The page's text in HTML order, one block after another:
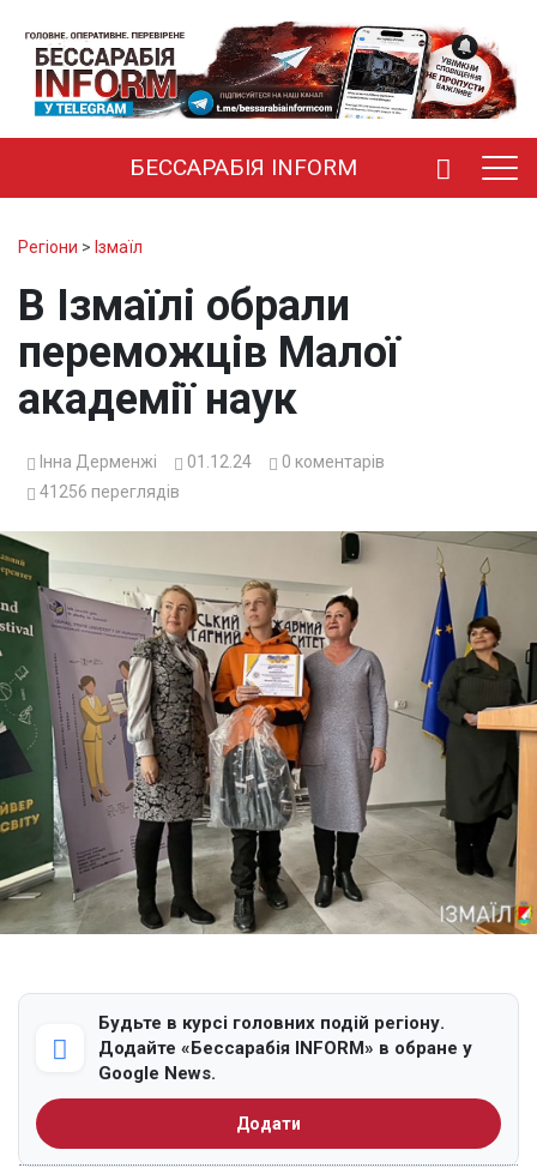
БЕССАРАБІЯ INFORM
Регіони > Ізмаїл
В Ізмаїлі обрали
переможців Малої
академії наук
Інна Дерменжі 01.12.24 0 коментарів
41256 переглядів
Будьте в курсі головних подій регіону.
Додайте «Бессарабія INFORM» в обране у
Google News.
Додати